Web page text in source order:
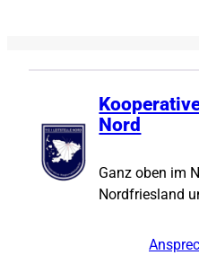
Nord
Ganz oben im
Nordfriesland